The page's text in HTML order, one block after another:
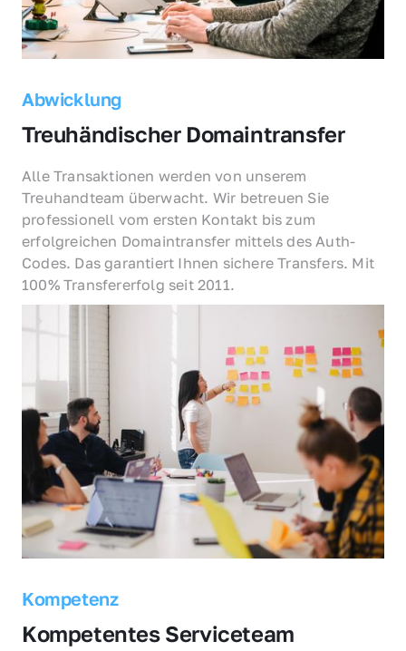
Abwicklung
Treuhändischer Domaintransfer
Alle Transaktionen werden von unserem
Treuhandteam überwacht. Wir betreuen Sie
professionell vom ersten Kontakt bis zum
erfolgreichen Domaintransfer mittels des Auth-
Codes. Das garantiert Ihnen sichere Transfers. Mit
100% Transfererfolg seit 2011.
Kompetenz
Kompetentes Serviceteam